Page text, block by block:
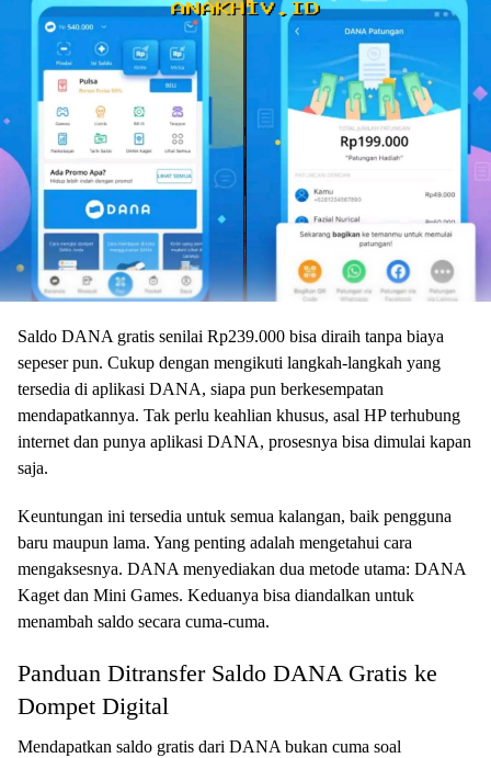
Saldo DANA gratis senilai Rp239.000 bisa diraih tanpa biaya
sepeser pun. Cukup dengan mengikuti langkah-langkah yang
tersedia di aplikasi DANA, siapa pun berkesempatan
mendapatkannya. Tak perlu keahlian khusus, asal HP terhubung
internet dan punya aplikasi DANA, prosesnya bisa dimulai kapan
saja.
Keuntungan ini tersedia untuk semua kalangan, baik pengguna
baru maupun lama. Yang penting adalah mengetahui cara
mengaksesnya. DANA menyediakan dua metode utama: DANA
Kaget dan Mini Games. Keduanya bisa diandalkan untuk
menambah saldo secara cuma-cuma.
Panduan Ditransfer Saldo DANA Gratis ke
Dompet Digital
Mendapatkan saldo gratis dari DANA bukan cuma soal